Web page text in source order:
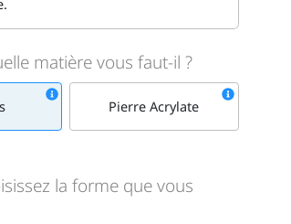
matière vous faut-il ?
Pierre Acrylate
la forme que vous